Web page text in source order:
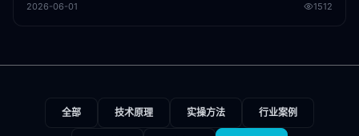
2026-06-01 1512
全部 技术原理 实操方法 行业案例